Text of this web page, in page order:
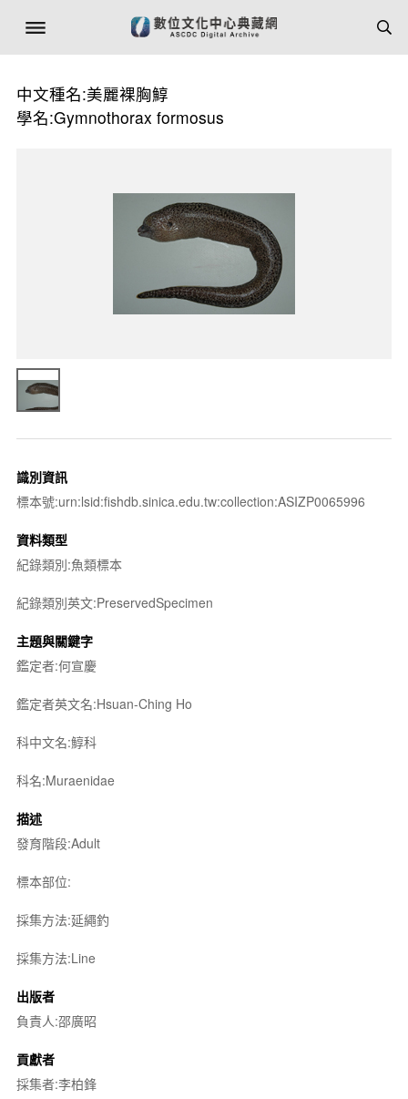
中文種名:美麗裸胸鯙
學名:Gymnothorax formosus
識別資訊
標本號:urn:lsid:fishdb.sinica.edu.tw:collection:ASIZP0065996
資料類型
紀錄類別:魚類標本
紀錄類別英文:PreservedSpecimen
主題與關鍵字
鑑定者:何宣慶
鑑定者英文名:Hsuan-Ching Ho
科中文名:鯙科
科名:Muraenidae
描述
發育階段:Adult
標本部位:
採集方法:延繩釣
採集方法:Line
出版者
負責人:邵廣昭
貢獻者
採集者:李柏鋒